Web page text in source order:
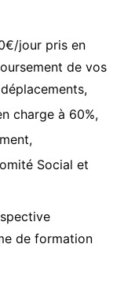
jour pris en
de vos
charge à 60%,
Social et
de formation